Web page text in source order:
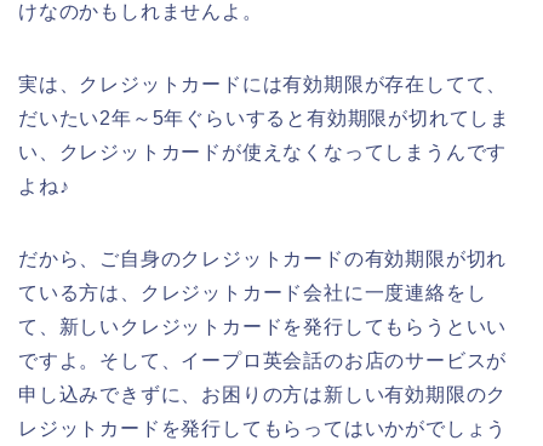
けなのかもしれませんよ。
実は、クレジットカードには有効期限が存在してて、
だいたい2年～5年ぐらいすると有効期限が切れてしま
い、クレジットカードが使えなくなってしまうんです
よね♪
だから、ご自身のクレジットカードの有効期限が切れ
ている方は、クレジットカード会社に一度連絡をし
て、新しいクレジットカードを発行してもらうといい
ですよ。そして、イープロ英会話のお店のサービスが
申し込みできずに、お困りの方は新しい有効期限のク
レジットカードを発行してもらってはいかがでしょう